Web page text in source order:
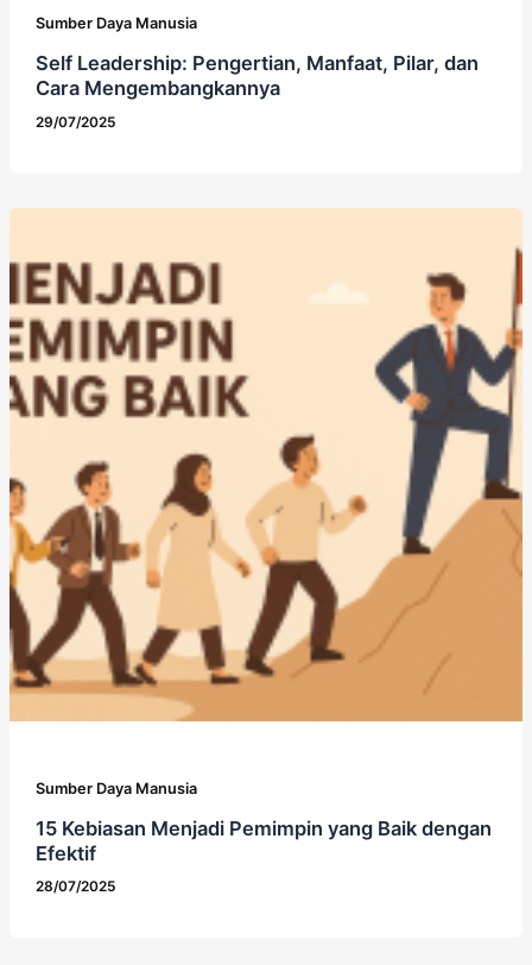
Sumber Daya Manusia
Self Leadership: Pengertian, Manfaat, Pilar, dan
Cara Mengembangkannya
29/07/2025
Sumber Daya Manusia
15 Kebiasan Menjadi Pemimpin yang Baik dengan
Efektif
28/07/2025